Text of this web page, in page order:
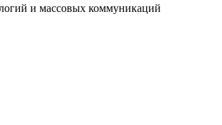
и массовых коммуникаций